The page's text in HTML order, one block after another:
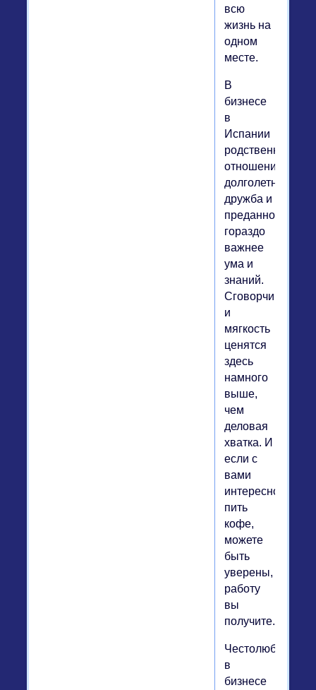
всю
жизнь на
одном
месте.
В
бизнесе
в
Испании
родственные
отношения,
долголетняя
дружба и
преданность
гораздо
важнее
ума и
знаний.
Сговорчивость
и
мягкость
ценятся
здесь
намного
выше,
чем
деловая
хватка. И
если с
вами
интересно
пить
кофе,
можете
быть
уверены,
работу
вы
получите.
Честолюбие
в
бизнесе